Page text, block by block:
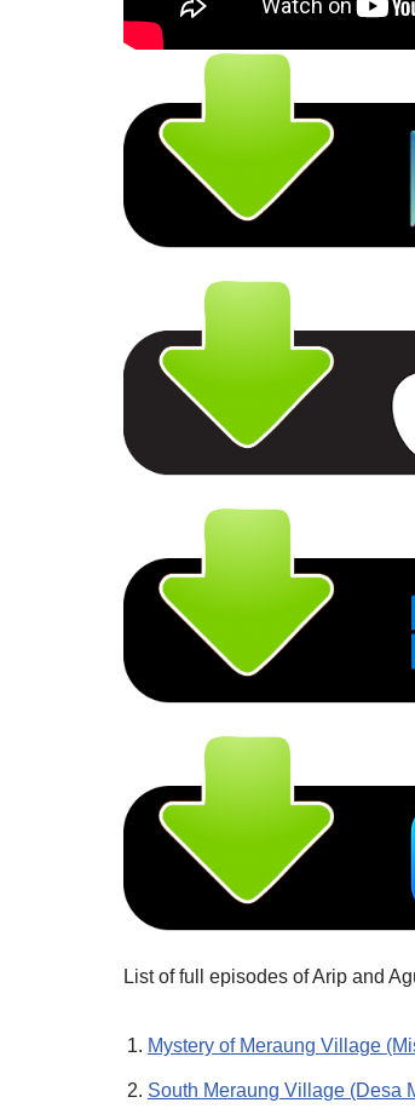
List of full episodes of Arip and
Mystery of Meraung Village
South Meraung Village (Desa